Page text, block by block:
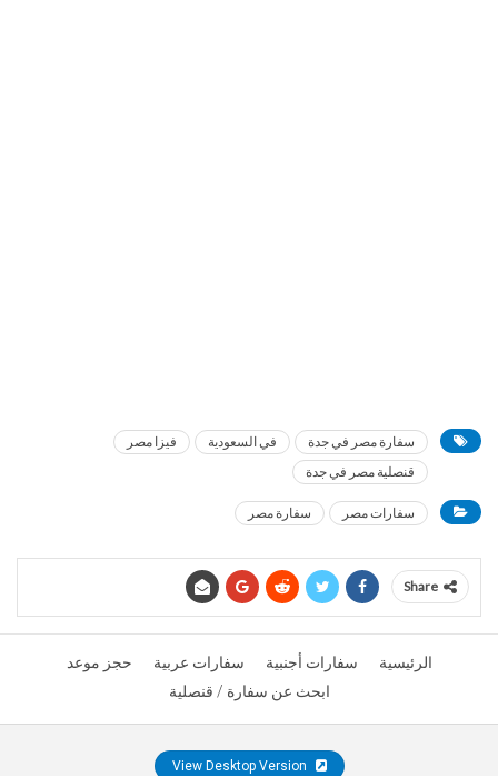
سفارة مصر في جدة في السعودية
فيزا مصر
قنصلية مصر في جدة
سفارات مصر سفارة مصر
Share
الرئيسية سفارات أجنبية سفارات عربية
حجز موعد
ابحث عن سفارة / قنصلية